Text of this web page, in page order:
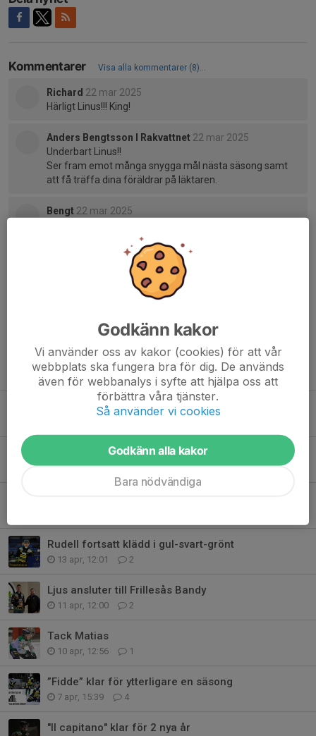
Kommentarer Visa alla kommentarer (8)...
Richard 22 mar 2025
Härligt Linus!!! King!
Anders Bengtsson I Rakvattnet 22 mar 2025
Underbart Linus!!
Ser fram emot många snygga mål nästa säsong samt
att få träffa dina föräldrar på läktaren.
Bengt 22 mar 2025
23 mar 2025
Tidigare nyheter
Robins signatur stänger truppen
”Gus” fortsätter ytterligare 1 år
30 apr, 07:24 1
Rudell fortsatt klädd i gul-svart-grönt
13 apr, 12:01 2
Ljus ansluter till Frillesås Bandy
11 apr, 12:00 2
Tack Matias
10 apr, 12:56 1
”Fidde” klar för ytterligare en säsong
7 apr, 15:39 4
"Il capitano" klar för 2 nya år
Godkänn kakor
Vi använder oss av kakor (cookies) för att vår
webbplats ska fungera bra för dig. De används
även för webbanalys i syfte att hjälpa oss att
förbättra våra tjänster.
Så använder vi cookies
Godkänn alla kakor
Bara nödvändiga